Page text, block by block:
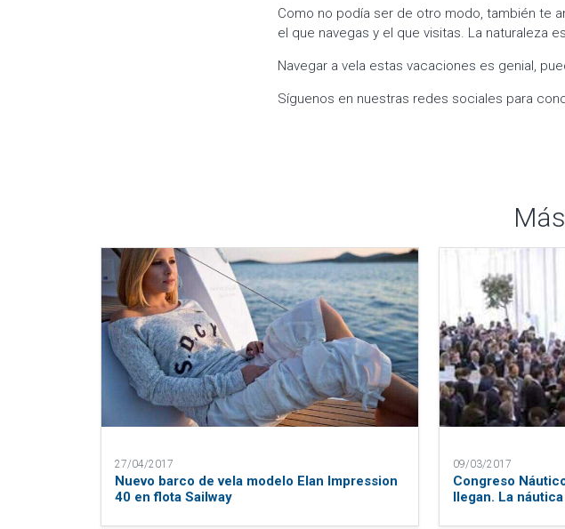
Como no podía ser de otro modo, también te
el que navegas y el que visitas. La naturaleza
Navegar a vela estas vacaciones es genial,
Síguenos en nuestras redes sociales para
27/04/2017
Nuevo barco de vela modelo Elan Impression
40 en flota Sailway
09/03/2017
Congreso
llegan. La